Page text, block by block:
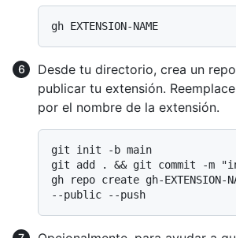
Desde tu directorio, crea un
publicar tu extensión. Reemplace
por el nombre de la extensión.
git init -b main
git add . && git commit -m
gh repo create gh-EXTENSION-